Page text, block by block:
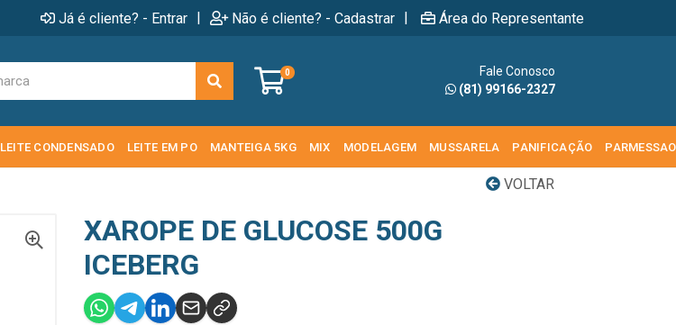
Já é cliente? - Entrar | Não é cliente? - Cadastrar | Área do Representante
0
Fale Conosco
(81) 99166-2327
LEITE CONDENSADO LEITE EM PO MANTEIGA 5KG MIX MODELAGEM MUSSARELA PANIFICAÇÃO PARMESSAO
VOLTAR
XAROPE DE GLUCOSE 500G
ICEBERG